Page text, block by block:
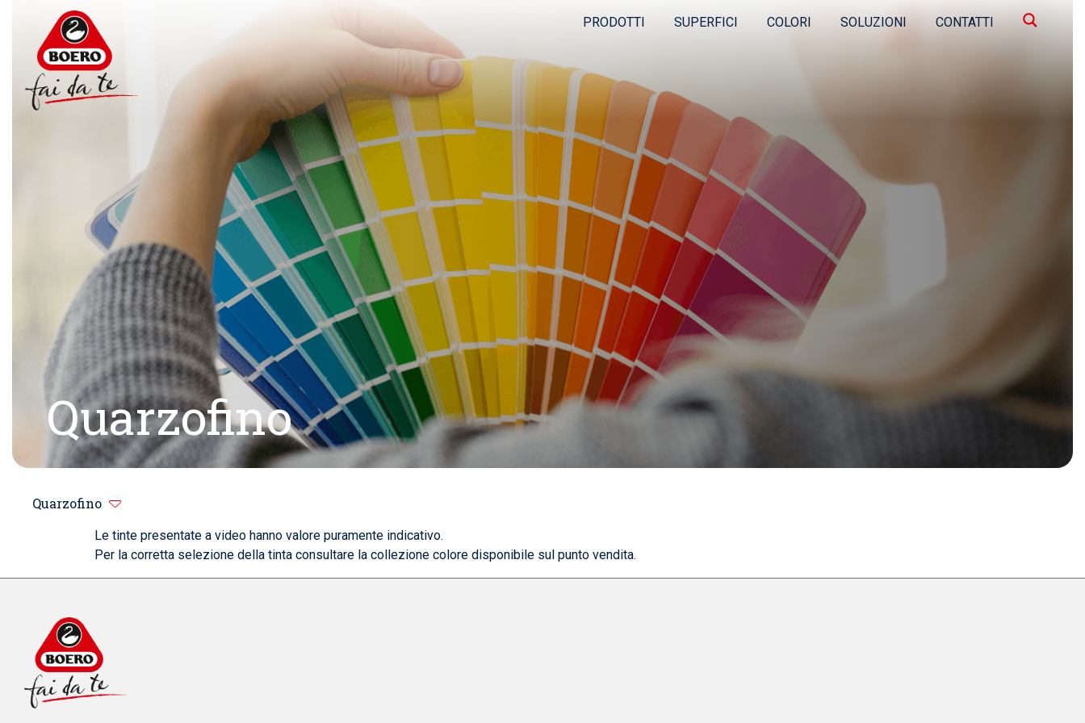
PRODOTTI SUPERFICI COLORI SOLUZIONI CONTATTI
Quarzofino
Quarzofino
Le tinte presentate a video hanno valore puramente indicativo.
Per la corretta selezione della tinta consultare la collezione colore disponibile sul punto vendita.